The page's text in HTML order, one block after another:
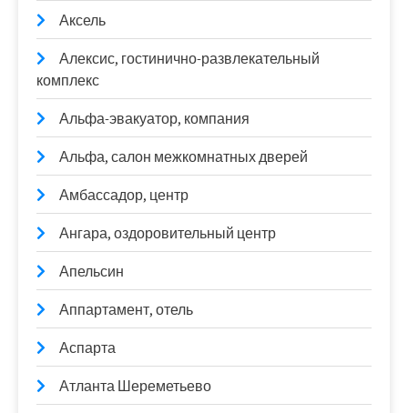
Аксель
Алексис, гостинично-развлекательный
комплекс
Альфа-эвакуатор, компания
Альфа, салон межкомнатных дверей
Амбассадор, центр
Ангара, оздоровительный центр
Апельсин
Аппартамент, отель
Аспарта
Атланта Шереметьево